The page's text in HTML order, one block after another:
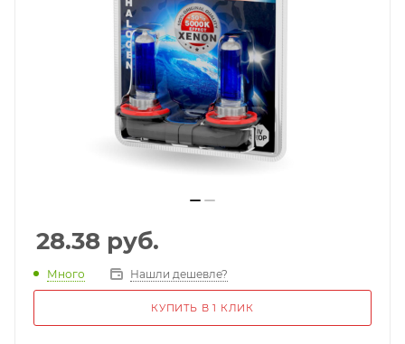
28.38 руб.
Много Нашли дешевле?
КУПИТЬ В 1 КЛИК